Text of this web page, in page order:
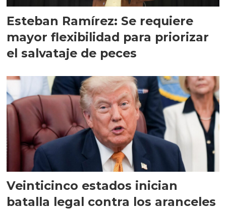
Esteban Ramírez: Se requiere
mayor flexibilidad para priorizar
el salvataje de peces
Veinticinco estados inician
batalla legal contra los aranceles